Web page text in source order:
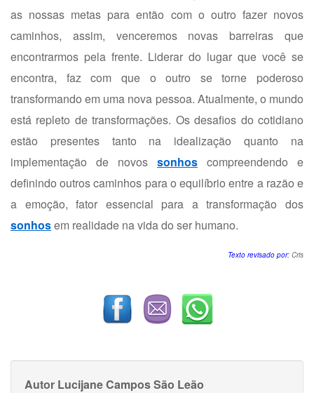
as nossas metas para então com o outro fazer novos
caminhos, assim, venceremos novas barreiras que
encontrarmos pela frente. Liderar do lugar que você se
encontra, faz com que o outro se torne poderoso
transformando em uma nova pessoa. Atualmente, o mundo
está repleto de transformações. Os desafios do cotidiano
estão presentes tanto na idealização quanto na
implementação de novos sonhos compreendendo e
definindo outros caminhos para o equilíbrio entre a razão e
a emoção, fator essencial para a transformação dos
sonhosem realidade na vida do ser humano.
Texto revisado por: Cris
Autor Lucijane Campos São Leão